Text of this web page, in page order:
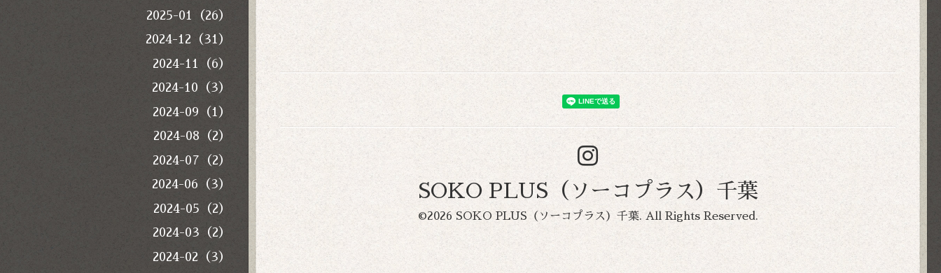
SOKO PLUS（ソーコプラス）千葉
©2026 SOKO PLUS（ソーコプラス）千葉. All Rights Reserved.
2025-01（26）
2024-12（31）
2024-11（6）
2024-10（3）
2024-09（1）
2024-08（2）
2024-07（2）
2024-06（3）
2024-05（2）
2024-03（2）
2024-02（3）